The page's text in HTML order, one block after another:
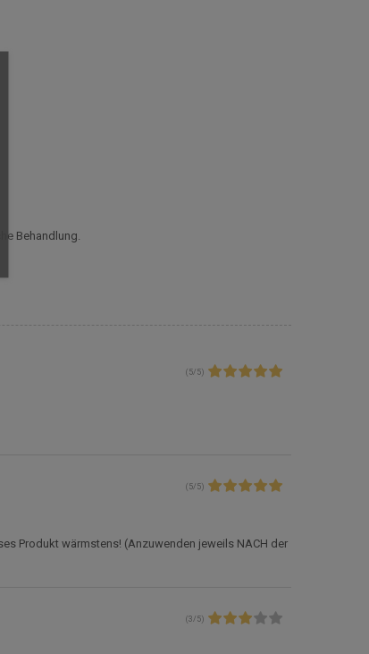
Behandlung.
( 5/ 5)
( 5/ 5)
Produkt wärmstens! (Anzuwenden jeweils NACH der
(3 / 5)